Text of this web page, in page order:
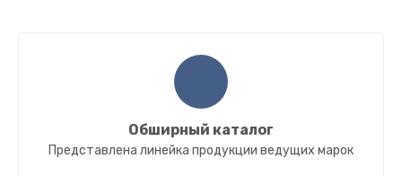
Обширный каталог
Представлена линейка продукции ведущих марок